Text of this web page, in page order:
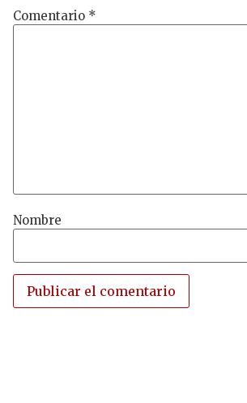
Comentario *
Nombre